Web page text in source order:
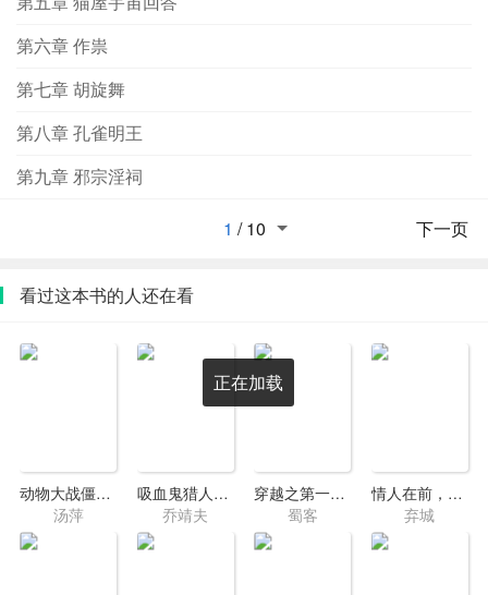
第六章 作祟
第七章 胡旋舞
第八章 孔雀明王
第九章 邪宗淫祠
下一页
1 /10
看过这本书的人还在看
动物大战僵尸6·快乐游园会
汤萍
吸血鬼猎人日志4·华丽妖杀团
乔靖夫
穿越之第一夫君
蜀客
情人在前，魔鬼在后
弃城
正在加载